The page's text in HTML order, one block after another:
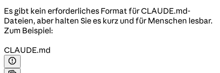
Es gibt kein erforderliches Format für CLAUDE.md-
Dateien, aber halten Sie es kurz und für Menschen lesbar.
Zum Beispiel:
CLAUDE.md